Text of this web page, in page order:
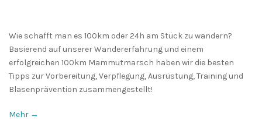
Wie schafft man es 100km oder 24h am Stück zu wandern?
Basierend auf unserer Wandererfahrung und einem
erfolgreichen 100km Mammutmarsch haben wir die besten
Tipps zur Vorbereitung, Verpflegung, Ausrüstung, Training und
Blasenprävention zusammengestellt!
Mehr →